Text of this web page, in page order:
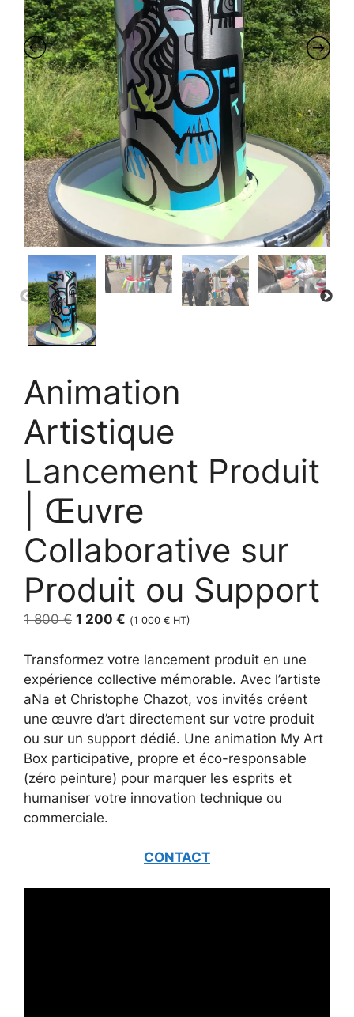
Animation
Artistique
Lancement Produit
| Œuvre
Collaborative sur
Produit ou Support
1 800€ Le
initial
était :
1
800 €.
1 200 € Le
actuel
est :
1
200 €.
(1 000 € HT)
Transformez votre lancement produit en une
expérience collective mémorable. Avec l’artiste
aNa et Christophe Chazot, vos invités créent
une œuvre d’art directement sur votre produit
ou sur un support dédié. Une animation My Art
Box participative, propre et éco-responsable
(zéro peinture) pour marquer les esprits et
humaniser votre innovation technique ou
commerciale.
CONTACT